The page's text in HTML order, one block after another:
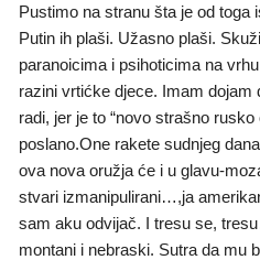
Pustimo na stranu šta je od toga
Putin ih plaši. Užasno plaši.
paranoicima i psihoticima na
razini vrtićke djece. Imam dojam
radi, jer je to “novo strašno
poslano.One rakete sudnjeg
ova nova oružja će i u glavu-
stvari izmanipulirani…,ja
sam aku odvijač. I tresu se,
montani i nebraski. Sutra da mu